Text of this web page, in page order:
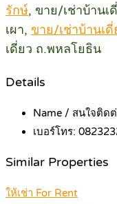
รักษ์, ขาย/เช่าบ้านเ
เผา, ขาย/เช่าบ้านเ
เดี่ยว ถ.พหลโยธิน
Details
Name / สนใจติด
เบอร์โทร:
Similar Properties
ให้เช่า For Rent